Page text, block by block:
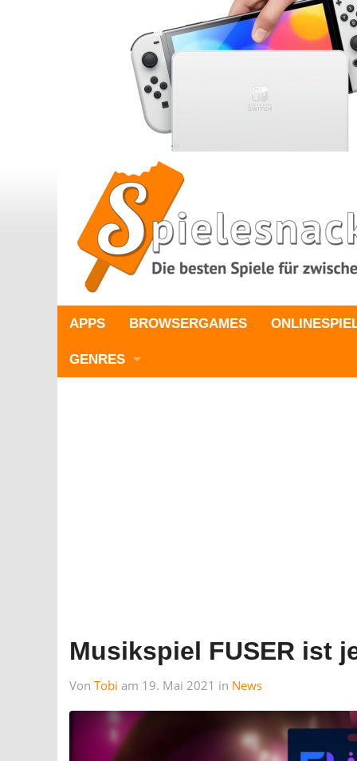
APPS BROWSERGAMES
GENRES
Musikspiel FUSER ist
Von Tobi am 19. Mai 2021 in News